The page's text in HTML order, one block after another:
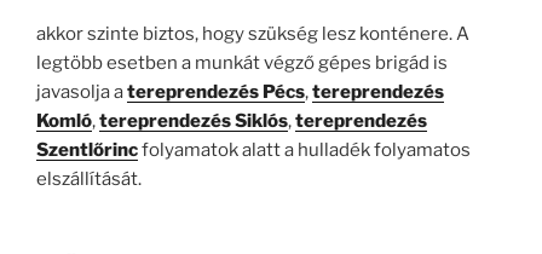
akkor szinte biztos, hogy szükség lesz konténere. A
legtöbb esetben a munkát végző gépes brigád is
javasolja atereprendezés Pécs,tereprendezés
Komló,tereprendezés Siklós,tereprendezés
Szentlőrincfolyamatok alatt a hulladék folyamatos
elszállítását.